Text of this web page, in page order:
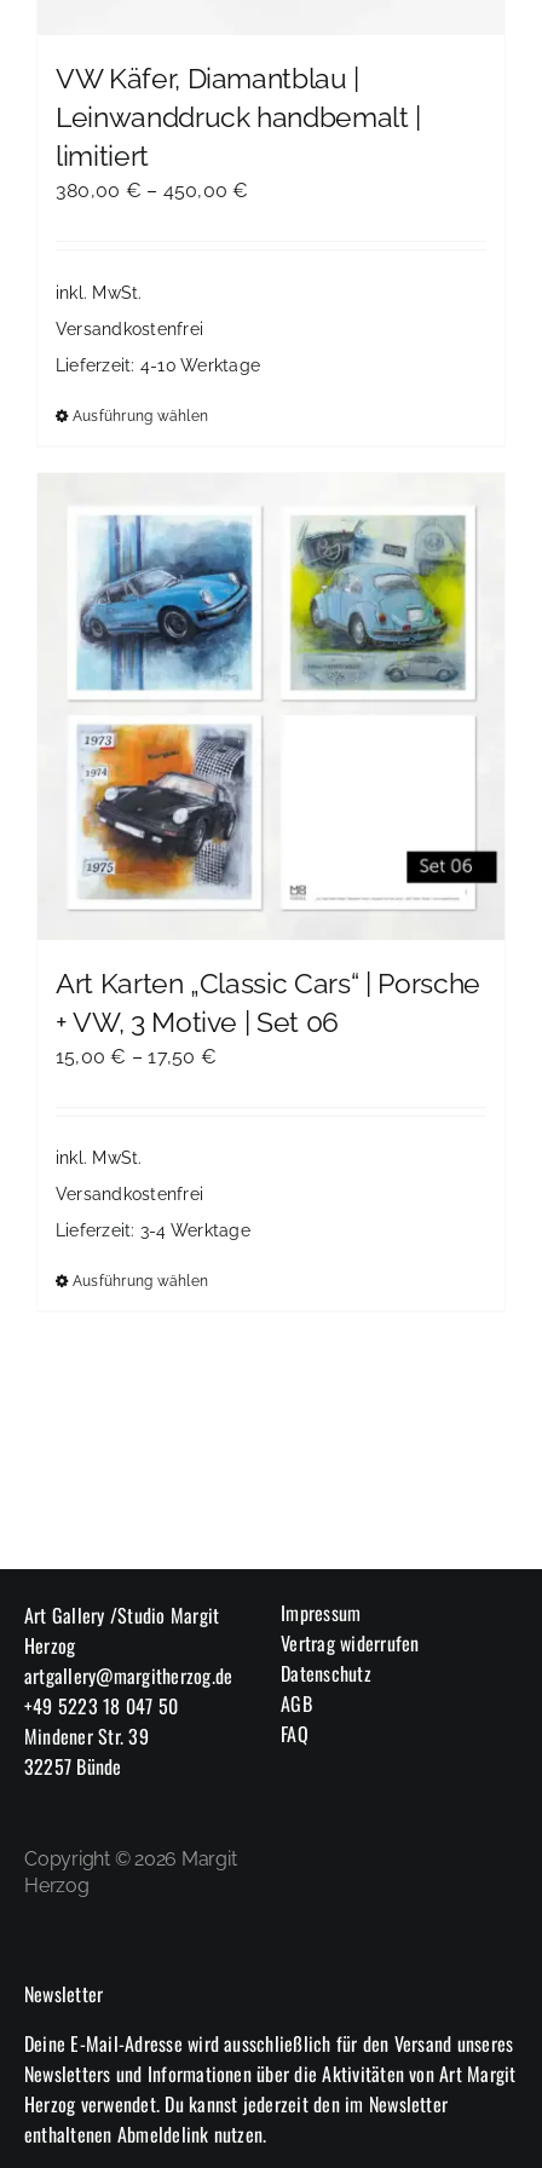
VW Käfer, Diamantblau |
Leinwanddruck handbemalt |
limitiert
380,00 € – 450,00€
inkl. MwSt.
Versandkostenfrei
Lieferzeit: 4-10 Werktage
Ausführung wählenDieses
mehrere
Varianten
auf.
Die
Optionen
können
auf
der
Produktseite
gewählt
werden
Art Karten „Classic Cars“ | Porsche
+ VW, 3 Motive | Set 06
15,00€ –17,50 €
inkl. MwSt.
Versandkostenfrei
Lieferzeit: 3-4 Werktage
Ausführung wählenDieses
Produktseite
werden
Art Gallery /Studio Margit
Herzog
artgallery@margitherzog.de
+49 5223 18 047 50
Mindener Str. 39
32257 Bünde
Copyright © 2026 Margit
Herzog
Impressum
Vertrag widerrufen
Datenschutz
AGB
FAQ
Newsletter
Deine E-Mail-Adresse wird ausschließlich für den Versand unseres
Newsletters und Informationen über die Aktivitäten von Art Margit
Herzog verwendet. Du kannst jederzeit den im Newsletter
enthaltenen Abmeldelink nutzen.